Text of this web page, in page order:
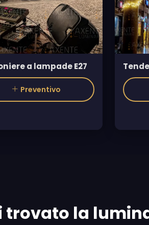
a lampade E27
Preventivo
Tende
trovato la